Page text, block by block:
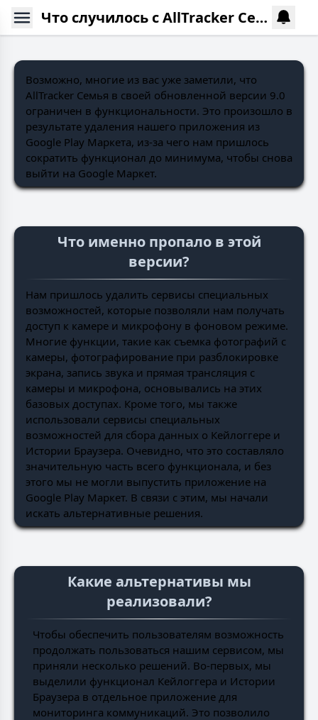
Что случилось с AllTracker Семья 9.0 и выше?
Возможно, многие из вас уже заметили, что
AllTracker Семья в своей обновленной версии 9.0
ограничен в функциональности. Это произошло в
результате удаления нашего приложения из
Google Play Маркета, из-за чего нам пришлось
сократить функционал до минимума, чтобы снова
выйти на Google Маркет.
Что именно пропало в этой
версии?
Нам пришлось удалить сервисы специальных
возможностей, которые позволяли нам получать
доступ к камере и микрофону в фоновом режиме.
Многие функции, такие как съемка фотографий с
камеры, фотографирование при разблокировке
экрана, запись звука и прямая трансляция с
камеры и микрофона, основывались на этих
базовых доступах. Кроме того, мы также
использовали сервисы специальных
возможностей для сбора данных о Кейлоггере и
Истории Браузера. Очевидно, что это составляло
значительную часть всего функционала, и без
этого мы не могли выпустить приложение на
Google Play Маркет. В связи с этим, мы начали
искать альтернативные решения.
Какие альтернативы мы
реализовали?
Чтобы обеспечить пользователям возможность
продолжать пользоваться нашим сервисом, мы
приняли несколько решений. Во-первых, мы
выделили функционал Кейлоггера и Истории
Браузера в отдельное приложение для
мониторинга коммуникаций. Это позволило